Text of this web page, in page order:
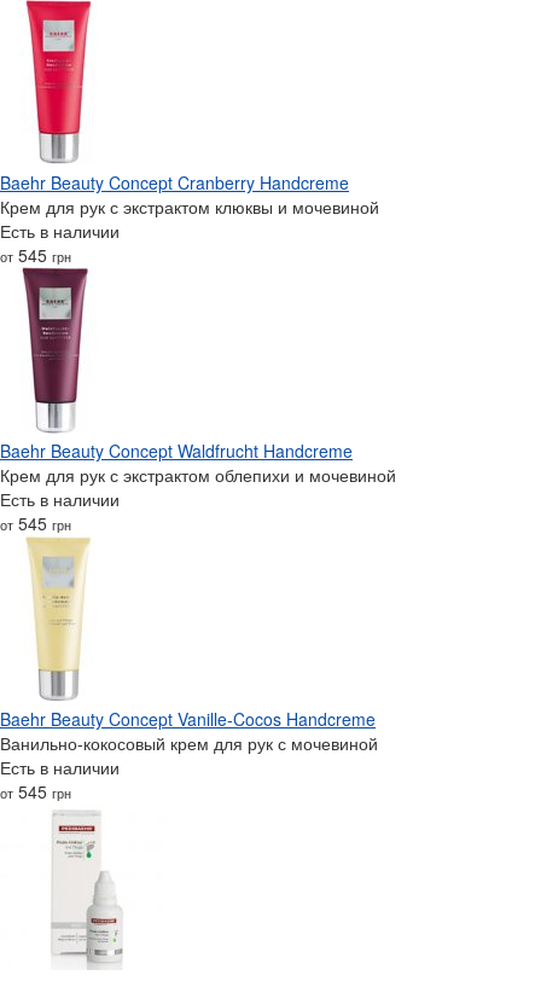
Baehr Beauty Concept Cranberry Handcreme
Крем для рук с экстрактом клюквы и мочевиной
Есть в наличии
от 545 грн
Baehr Beauty Concept Waldfrucht Handcreme
Крем для рук с экстрактом облепихи и мочевиной
Есть в наличии
от 545 грн
Baehr Beauty Concept Vanille-Cocos Handcreme
Ванильно-кокосовый крем для рук с мочевиной
Есть в наличии
от 545 грн